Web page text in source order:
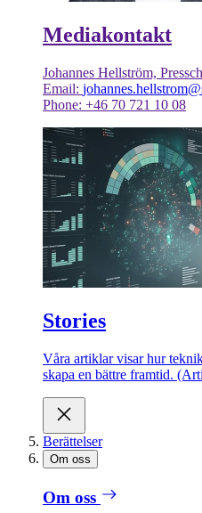
Mediakontakt
Johannes Hellström,
Email:
Phone: +46 70 721 10 08
Stories
Våra artiklar visar hur
skapa en bättre framtid.
Berättelser
Om oss
Om oss